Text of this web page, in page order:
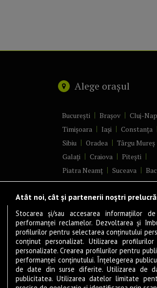
Alege orașul
București Brașov
Cluj-
Timișoara
Iași
Constanța
Sibiu
Oradea
Târgu Mureș
Galați
Craiova
Pitești
Piatra Neamț
Suceava
Brăila
Ploiești
Râmnicu
Alba Iulia
Arad
Bistrița
Baia Mare
Satu Mare
Sfântu Gheorghe
Deva
Tulcea
Târgu Jiu
Botoșani
Buzău Vaslui
Târgoviște
Drobeta-Turnu Severin
Atât noi, cât și partenerii noștri
Stocarea și/sau accesarea informațiilor
performanței reclamelor. Dezvoltarea și
profilurilor pentru selectarea conținutului
conținut personalizat. Utilizarea
personalizate. Crearea profilurilor pentru
performanței conținutului. Înțelegerea
de date din surse diferite. Utilizarea de
publicitatea. Utilizarea datelor limitate